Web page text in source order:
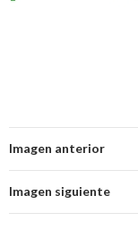
Imagen anterior
Imagen siguiente